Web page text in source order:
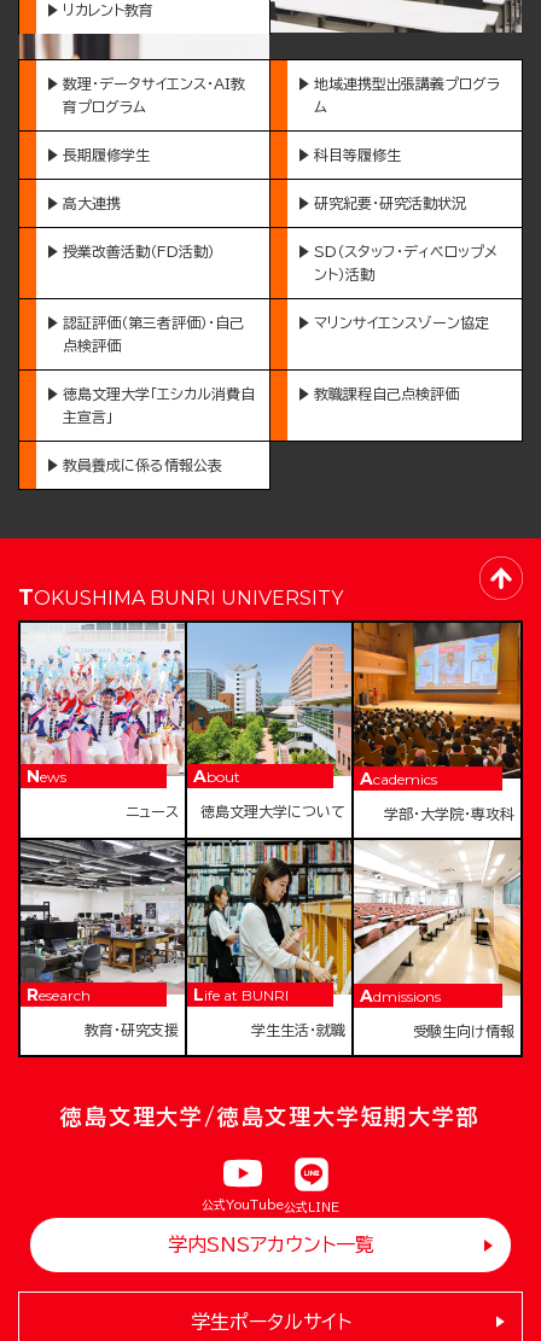
リカレント教育
数理・データサイエンス・AI教
育プログラム
地域連携型出張講義プログラ
ム
長期履修学生 科目等履修生
高大連携 研究紀要・研究活動状況
授業改善活動（FD活動）
SD（スタッフ・ディベロップメ
ント）活動
認証評価（第三者評価）・自己
点検評価
マリンサイエンスゾーン協定
徳島文理大学「エシカル消費自
主宣言」
教職課程自己点検評価
教員養成に係る情報公表
TOKUSHIMA BUNRI UNIVERSITY
News
ニュース
About
徳島文理大学について
Academics
学部・大学院・専攻科
Research
教育・研究支援
Life at BUNRI
学生生活・就職
Admissions
受験生向け情報
徳島文理大学/徳島文理大学短期大学部
公式YouTube公式LINE
学内SNSアカウント一覧
学生ポータルサイト